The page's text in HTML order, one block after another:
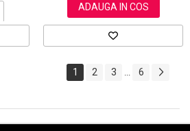
ADAUGA IN COS
1 2 3 6